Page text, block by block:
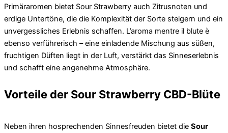
Primäraromen bietet Sour Strawberry auch Zitrusnoten und
erdige Untertöne, die die Komplexität der Sorte steigern und ein
unvergessliches Erlebnis schaffen. L’aroma mentre il blute è
ebenso verführerisch – eine einladende Mischung aus süßen,
fruchtigen Düften liegt in der Luft, verstärkt das Sinneserlebnis
und schafft eine angenehme Atmosphäre.
Vorteile der Sour Strawberry CBD-Blüte
Neben ihren hosprechenden Sinnesfreuden bietet die Sour